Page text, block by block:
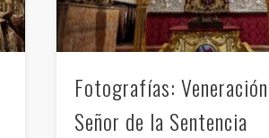
Fotografías:
Señor de la Sentencia